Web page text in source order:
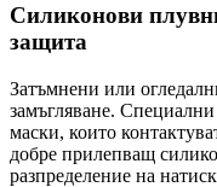
Силиконови
защита
Затъмнени или
замъгляване. Специални
маски, които
добре прилепващ
разпределение на